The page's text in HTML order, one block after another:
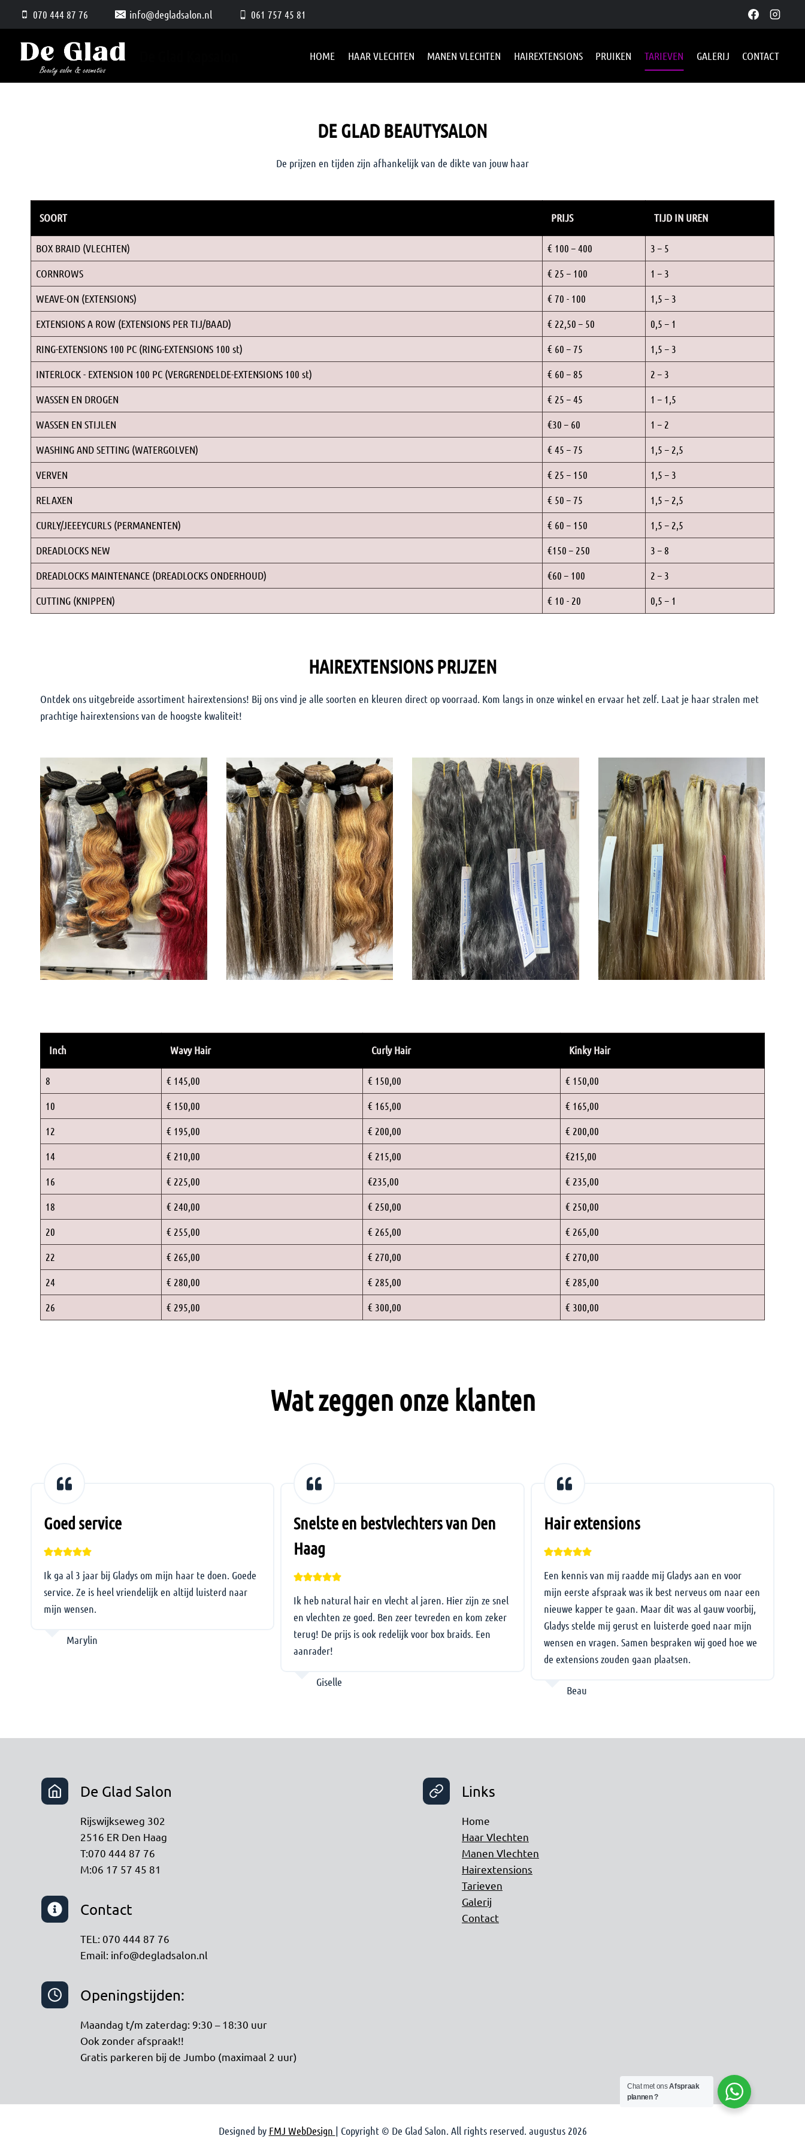
Doorgaan
inhoud
070 444 87 76 info@degladsalon.nl 061 757 45 81
HOME HAAR VLECHTEN MANEN VLECHTEN HAIREXTENSIONS PRUIKEN TARIEVEN GALERIJ CONTACT
DE GLAD BEAUTYSALON
De prijzen en tijden zijn afhankelijk van de dikte van jouw haar
SOORT PRIJS TIJD IN UREN
BOX BRAID (VLECHTEN) € 100 – 400
3 – 5
CORNROWS
€ 25 – 100
1 – 3
WEAVE-ON (EXTENSIONS)
€ 70 - 100
1,5 – 3
EXTENSIONS A ROW (EXTENSIONS PER TIJ/BAAD)
€ 22,50 – 50
0,5 – 1
RING-EXTENSIONS 100 PC (RING-EXTENSIONS 100 st)
€ 60 – 75
1,5 – 3
INTERLOCK - EXTENSION 100 PC (VERGRENDELDE-EXTENSIONS 100 st)
€ 60 – 85
2 – 3
WASSEN EN DROGEN
€ 25 – 45
1 – 1,5
WASSEN EN STIJLEN
€30 – 60
1 – 2
WASHING AND SETTING (WATERGOLVEN)
€ 45 – 75
1,5 – 2,5
VERVEN
€ 25 – 150
1,5 – 3
RELAXEN
€ 50 – 75
1,5 – 2,5
CURLY/JEEEYCURLS (PERMANENTEN)
€ 60 – 150
1,5 – 2,5
DREADLOCKS NEW
€150 – 250
3 – 8
DREADLOCKS MAINTENANCE (DREADLOCKS ONDERHOUD)
€60 – 100
2 – 3
CUTTING (KNIPPEN)
€ 10 - 20 0,5 – 1
HAIREXTENSIONS PRIJZEN
Ontdek ons uitgebreide assortiment hairextensions! Bij ons vind je alle soorten en kleuren direct op voorraad. Kom langs in onze winkel en ervaar het zelf. Laat je haar stralen met
prachtige hairextensions van de hoogste kwaliteit!
Inch Wavy Hair Curly Hair Kinky Hair
8 € 145,00 € 150,00
€ 150,00
10
€ 150,00 € 165,00
€ 165,00
12
€ 195,00 € 200,00
€ 200,00
14
€ 210,00 € 215,00
€215,00
16
€ 225,00 €235,00
€ 235,00
18
€ 240,00 € 250,00
€ 250,00
20
€ 255,00 € 265,00
€ 265,00
22
€ 265,00 € 270,00
€ 270,00
24
€ 280,00 € 285,00
€ 285,00
26
€ 295,00 € 300,00 € 300,00
Wat zeggen onze klanten
Goed service
Ik ga al 3 jaar bij Gladys om mijn haar te doen. Goede
service. Ze is heel vriendelijk en altijd luisterd naar
mijn wensen.
Marylin
Snelste en bestvlechters van Den
Haag
Ik heb natural hair en vlecht al jaren. Hier zijn ze snel
en vlechten ze goed. Ben zeer tevreden en kom zeker
terug! De prijs is ook redelijk voor box braids. Een
aanrader!
Giselle
Hair extensions
Een kennis van mij raadde mij Gladys aan en voor
mijn eerste afspraak was ik best nerveus om naar een
nieuwe kapper te gaan. Maar dit was al gauw voorbij,
Gladys stelde mij gerust en luisterde goed naar mijn
wensen en vragen. Samen bespraken wij goed hoe we
de extensions zouden gaan plaatsen.
Beau
De Glad Salon
Rijswijkseweg 302
2516 ER Den Haag
T:070 444 87 76
M:06 17 57 45 81
Contact
TEL: 070 444 87 76
Email: info@degladsalon.nl
Openingstijden:
Maandag t/m zaterdag: 9:30 – 18:30 uur
Ook zonder afspraak!!
Gratis parkeren bij de Jumbo (maximaal 2 uur)
Links
Home
Haar Vlechten
Manen Vlechten
Hairextensions
Tarieven
Galerij
Contact
Designed by FMJ WebDesign | Copyright © De Glad Salon. All rights reserved. augustus 2026
Chat met onsAfspraak
plannen ?